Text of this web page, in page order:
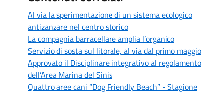
Al via la sperimentazione di un sistema ecologico
antizanzare nel centro storico
La compagnia barracellare amplia l’organico
Servizio di sosta sul litorale, al via dal primo maggio
Approvato il Disciplinare integrativo al regolamento
dell’Area Marina del Sinis
Quattro aree cani “Dog Friendly Beach” - Stagione